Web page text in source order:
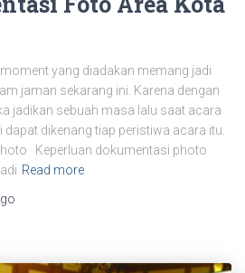
yang diadakan memang jadi
jaman sekarang ini. Karena dengan
jadikan sebuah masa lalu saat acara
dapat dikenang tiap peristiwa acara itu.
Keperluan dokumentasi photo
Read more